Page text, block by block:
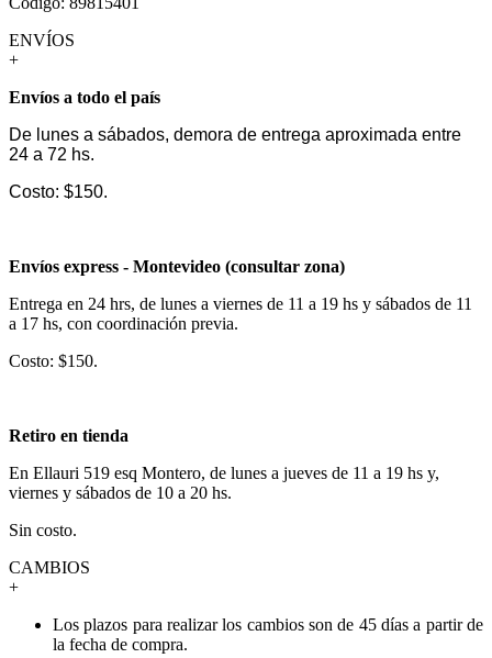
ENVÍOS
+
Envíos a todo el país
De lunes a sábados, demora de entrega aproximada entre
24 a 72 hs.
Costo: $150.
Envíos express - Montevideo (consultar zona)
Entrega en 24 hrs, de lunes a viernes de 11 a 19 hs y sábados de 11
a 17 hs, con coordinación previa.
Costo: $150.
Retiro en tienda
En Ellauri 519 esq Montero, de lunes a jueves de 11 a 19 hs y,
viernes y sábados de 10 a 20 hs.
Sin costo.
CAMBIOS
+
Los plazos para realizar los cambios son de 45 días a partir de
la fecha de compra.